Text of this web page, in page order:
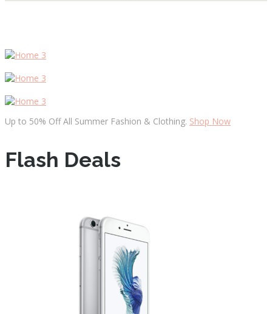
Up to 50% Off All Summer Fashion & Clothing. Shop Now
Flash Deals